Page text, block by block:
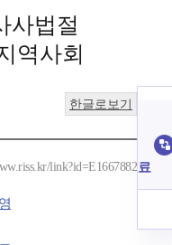
사법절
역사회
한글로보기
link?id=E1667882료